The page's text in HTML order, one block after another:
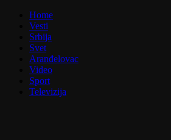
Home
Vesti
Srbija
Svet
Aranđelovac
Video
Sport
Televizija